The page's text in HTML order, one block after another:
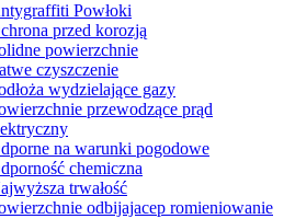
Powłoki
przed korozją
powierzchnie
czyszczenie
wydzielające gazy
przewodzące prąd
na warunki pogodowe
chemiczna
trwałość
odbijajacep romieniowanie